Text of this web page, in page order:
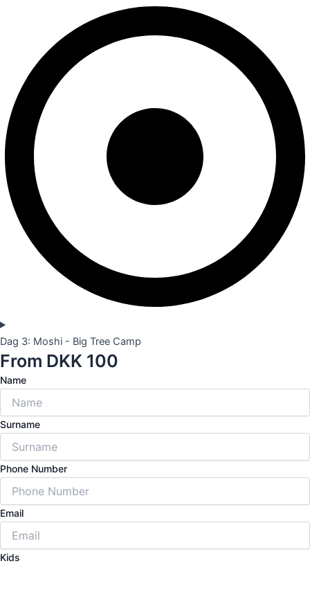
Dag 3: Moshi - Big Tree Camp
From DKK 100
Name
Surname
Phone Number
Email
Kids